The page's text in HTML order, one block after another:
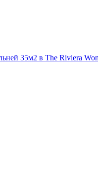
35м2 в The Riviera